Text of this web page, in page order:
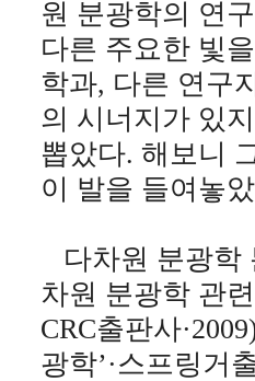
원 분광학의 연
다른 주요한 빛
학과, 다른 연구
의 시너지가 있
뽑았다. 해보니
이 발을 들여놓
다차원 분광학
차원 분광학 관
CRC출판사
광학’·스프링거